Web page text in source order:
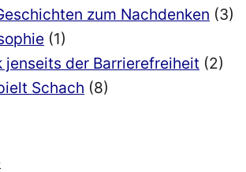
zum Nachdenken (3)
(1)
jenseits der Barrierefreiheit (2)
Schach (8)